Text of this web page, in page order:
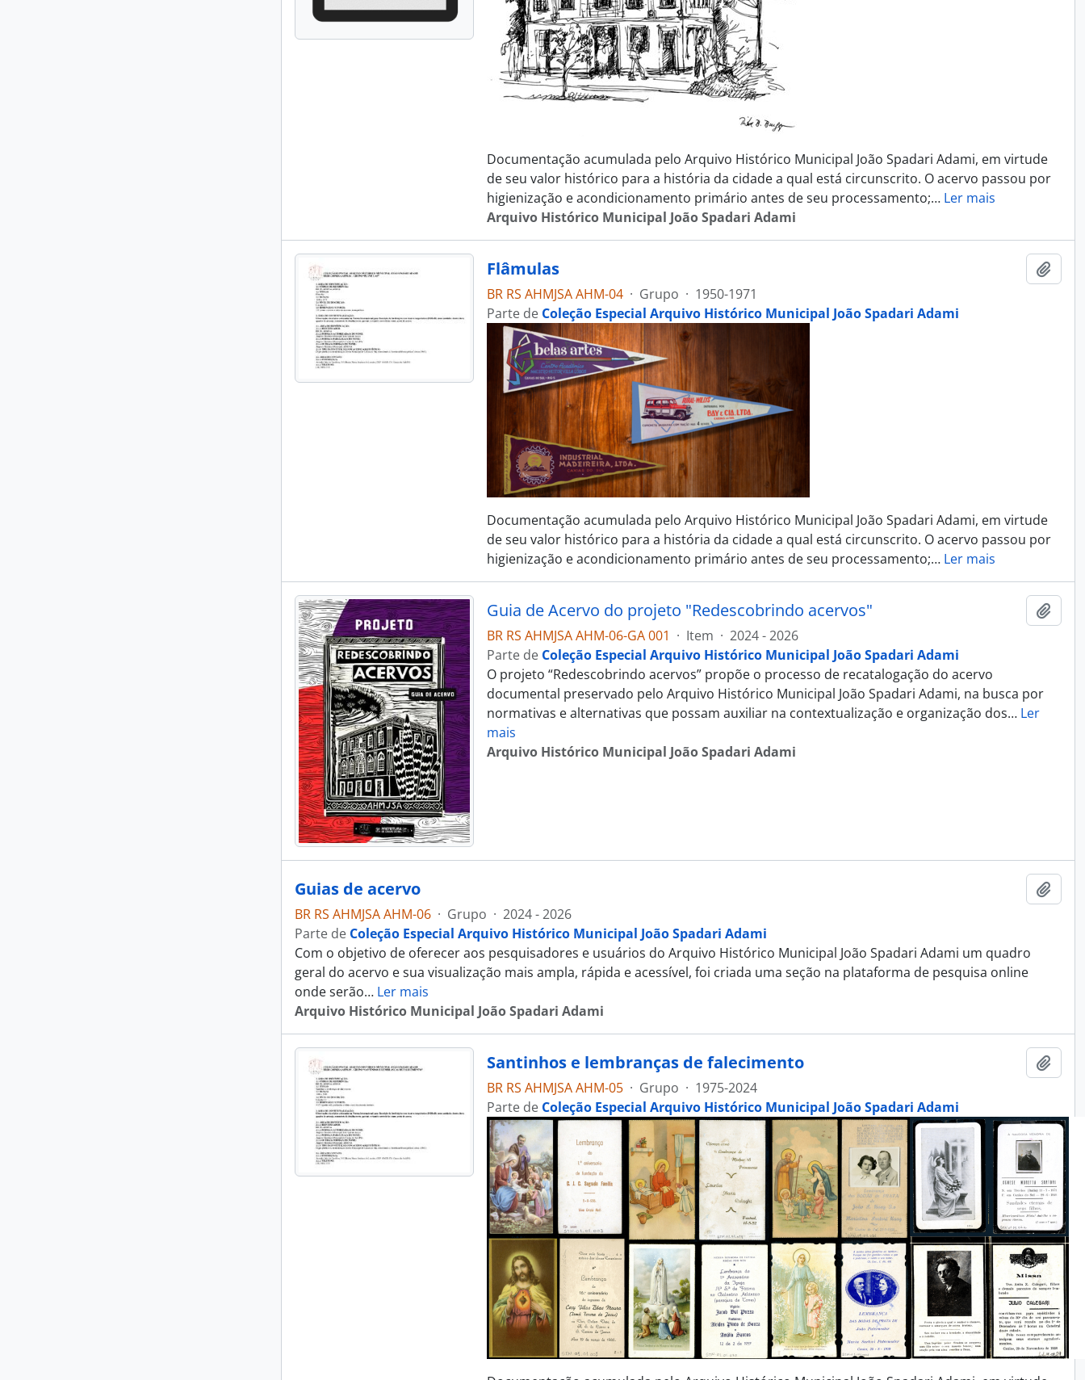
Documentação acumulada pelo Arquivo Histórico Municipal João Spadari Adami, em virtude
de seu valor histórico para a história da cidade a qual está circunscrito. O acervo passou por
higienização e acondicionamento primário antes de seu processamento;… Ler mais
Arquivo Histórico Municipal João Spadari Adami
Flâmulas
BR RS AHMJSA AHM-04 · Grupo · 1950-1971
Parte de Coleção Especial Arquivo Histórico Municipal João Spadari Adami
Documentação acumulada pelo Arquivo Histórico Municipal João Spadari Adami, em virtude
de seu valor histórico para a história da cidade a qual está circunscrito. O acervo passou por
higienização e acondicionamento primário antes de seu processamento;… Ler mais
Guia de Acervo do projeto "Redescobrindo acervos"
BR RS AHMJSA AHM-06-GA 001 · Item · 2024 - 2026
Parte de Coleção Especial Arquivo Histórico Municipal João Spadari Adami
O projeto “Redescobrindo acervos” propõe o processo de recatalogação do acervo
documental preservado pelo Arquivo Histórico Municipal João Spadari Adami, na busca por
normativas e alternativas que possam auxiliar na contextualização e organização dos… Ler
mais
Arquivo Histórico Municipal João Spadari Adami
Guias de acervo
BR RS AHMJSA AHM-06 · Grupo · 2024 - 2026
Parte de Coleção Especial Arquivo Histórico Municipal João Spadari Adami
Com o objetivo de oferecer aos pesquisadores e usuários do Arquivo Histórico Municipal João Spadari Adami um quadro
geral do acervo e sua visualização mais ampla, rápida e acessível, foi criada uma seção na plataforma de pesquisa online
onde serão… Ler mais
Arquivo Histórico Municipal João Spadari Adami
Santinhos e lembranças de falecimento
BR RS AHMJSA AHM-05 · Grupo · 1975-2024
Parte de Coleção Especial Arquivo Histórico Municipal João Spadari Adami